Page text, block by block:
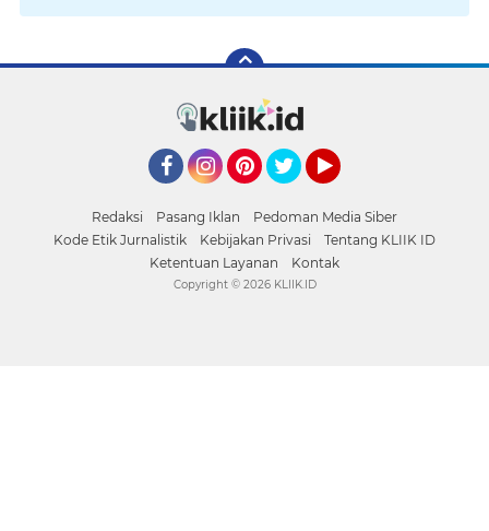
Redaksi Pasang Iklan
Pedoman Media Siber
Kode Etik Jurnalistik
Kebijakan Privasi
Tentang KLIIK ID
Ketentuan Layanan
Kontak
Copyright © 2026 KLIIK.ID